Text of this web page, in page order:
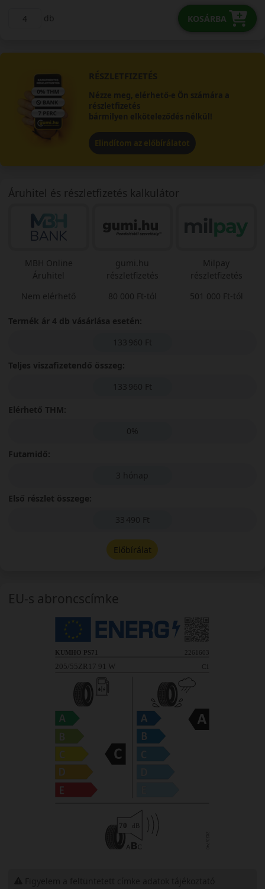
db KOSÁRBA
RÉSZLETFIZETÉS
Nézze meg, elérhető-e Ön számára a
részletfizetés
bármilyen elköteleződés nélkül!
Elindítom az előbírálatot
Áruhitel és részletfizetés kalkulátor
MBH Online
Áruhitel
Nem elérhető
gumi.hu
részletfizetés
80 000 Ft-tól
Milpay
részletfizetés
501 000 Ft-tól
Termék ár 4 db vásárlása esetén:
133 960 Ft
Teljes viszafizetendő összeg:
133 960 Ft
Elérhető THM:
0%
Futamidő:
3 hónap
Első részlet összege:
33 490 Ft
Előbírálat
EU-s abroncscímke